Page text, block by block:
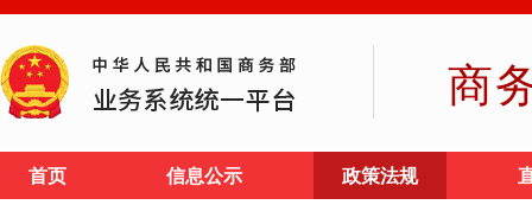
商
首页 信息公示 政策法规